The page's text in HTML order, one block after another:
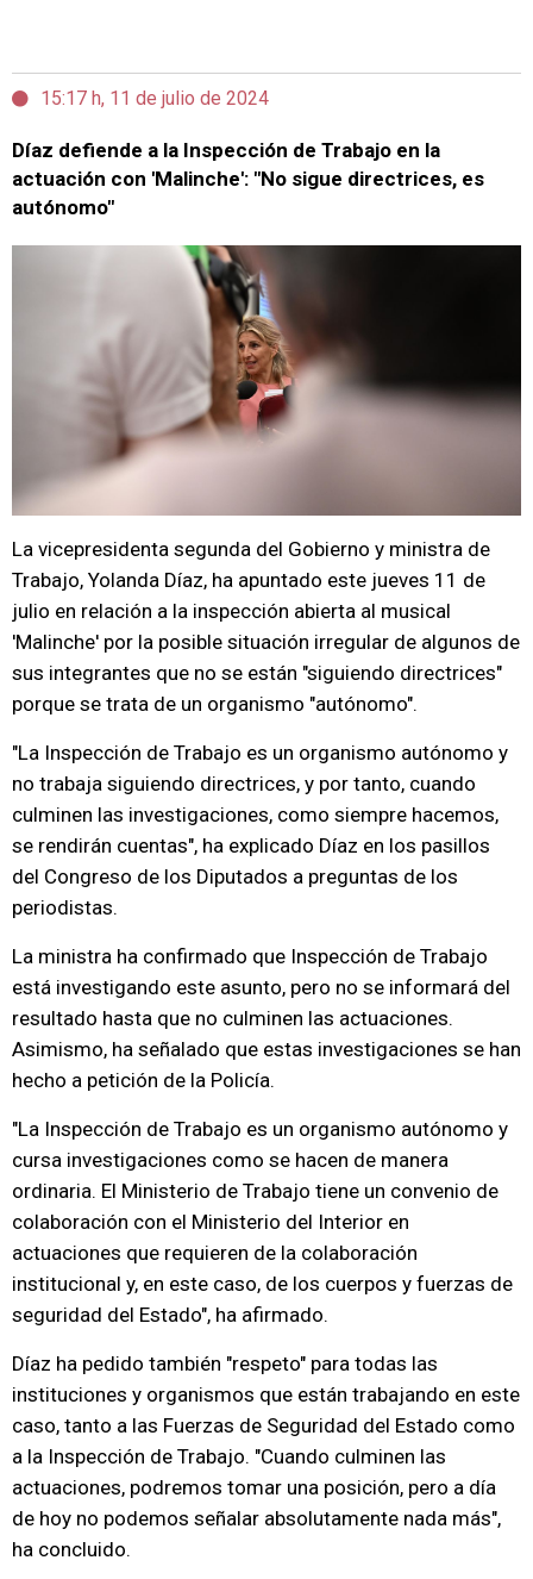
15:17 h, 11 de julio de 2024
Díaz defiende a la Inspección de Trabajo en la
actuación con 'Malinche': "No sigue directrices, es
autónomo"
La vicepresidenta segunda del Gobierno y ministra de
Trabajo, Yolanda Díaz, ha apuntado este jueves 11 de
julio en relación a la inspección abierta al musical
'Malinche' por la posible situación irregular de algunos de
sus integrantes que no se están "siguiendo directrices"
porque se trata de un organismo "autónomo".
"La Inspección de Trabajo es un organismo autónomo y
no trabaja siguiendo directrices, y por tanto, cuando
culminen las investigaciones, como siempre hacemos,
se rendirán cuentas", ha explicado Díaz en los pasillos
del Congreso de los Diputados a preguntas de los
periodistas.
La ministra ha confirmado que Inspección de Trabajo
está investigando este asunto, pero no se informará del
resultado hasta que no culminen las actuaciones.
Asimismo, ha señalado que estas investigaciones se han
hecho a petición de la Policía.
"La Inspección de Trabajo es un organismo autónomo y
cursa investigaciones como se hacen de manera
ordinaria. El Ministerio de Trabajo tiene un convenio de
colaboración con el Ministerio del Interior en
actuaciones que requieren de la colaboración
institucional y, en este caso, de los cuerpos y fuerzas de
seguridad del Estado", ha afirmado.
Díaz ha pedido también "respeto" para todas las
instituciones y organismos que están trabajando en este
caso, tanto a las Fuerzas de Seguridad del Estado como
a la Inspección de Trabajo. "Cuando culminen las
actuaciones, podremos tomar una posición, pero a día
de hoy no podemos señalar absolutamente nada más",
ha concluido.